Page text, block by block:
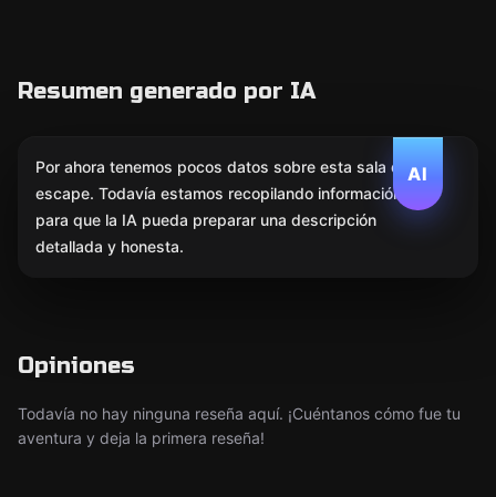
Resumen generado por IA
AI
Por ahora tenemos pocos datos sobre esta sala de
escape. Todavía estamos recopilando información
para que la IA pueda preparar una descripción
detallada y honesta.
Opiniones
Todavía no hay ninguna reseña aquí. ¡Cuéntanos cómo fue tu
aventura y deja la primera reseña!